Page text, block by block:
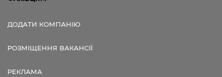
ДОДАТИ КОМПАНІЮ
РОЗМІЩЕННЯ ВАКАНСІЇ
РЕКЛАМА